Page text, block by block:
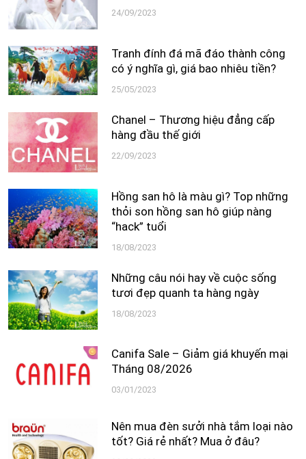
24/09/2023
Tranh đính đá mã đáo thành công
có ý nghĩa gì, giá bao nhiêu tiền?
25/05/2023
Chanel – Thương hiệu đẳng cấp
hàng đầu thế giới
22/09/2023
Hồng san hô là màu gì? Top những
thỏi son hồng san hô giúp nàng
“hack” tuổi
18/08/2023
Những câu nói hay về cuộc sống
tươi đẹp quanh ta hàng ngày
18/08/2023
Canifa Sale – Giảm giá khuyến mại
Tháng 08/2026
03/01/2023
Nên mua đèn sưởi nhà tắm loại nào
tốt? Giá rẻ nhất? Mua ở đâu?